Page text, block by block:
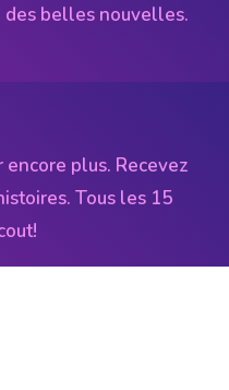
des belles nouvelles.
plus. Recevez
Tous les 15